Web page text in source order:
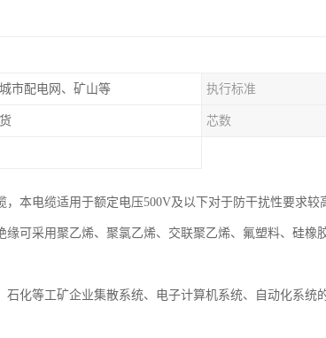
市配电网、矿山等 执行标准
芯数
，本电缆适用于额定电压500V及以下对于防干扰性要求
缘可采用聚乙烯、聚氯乙烯、交联聚乙烯、氟塑料、硅橡
化等工矿企业集散系统、电子计算机系统、自动化系统